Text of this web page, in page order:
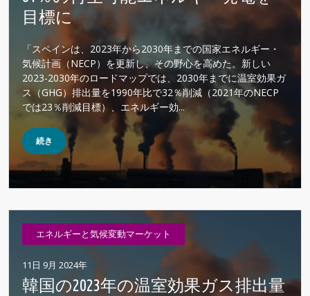
目標に
「スペインは、2023年から2030年までの国家エネルギー・
気候計画（NECP）を更新し、その野心を高めた。新しい
2023-2030年のロードマップでは、2030年までに温室効果ガ
ス（GHG）排出量を1990年比で32％削減（2021年のNECP
では23％削減目標）、エネルギー効...
続き
エネルギーと気候変動マーケット
11日 9月 2024年
韓国の2023年の温室効果ガス排出量